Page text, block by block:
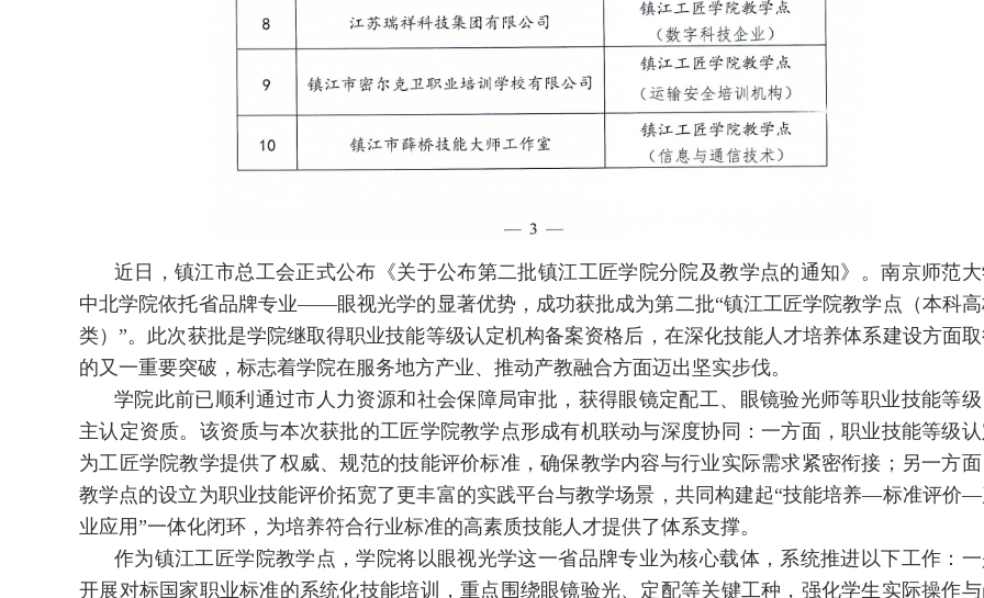
近日，镇江市总工会正式公布《关于公布第二批镇江工匠学院分院及教学点的通知》。南京师范
中北学院依托省品牌专业——眼视光学的显著优势，成功获批成为第二批“镇江工匠学院教学点（本科
类）”。此次获批是学院继取得职业技能等级认定机构备案资格后，在深化技能人才培养体系建设方面
的又一重要突破，标志着学院在服务地方产业、推动产教融合方面迈出坚实步伐。
学院此前已顺利通过市人力资源和社会保障局审批，获得眼镜定配工、眼镜验光师等职业技能等级
主认定资质。该资质与本次获批的工匠学院教学点形成有机联动与深度协同：一方面，职业技能等级认
为工匠学院教学提供了权威、规范的技能评价标准，确保教学内容与行业实际需求紧密衔接；另一方面
教学点的设立为职业技能评价拓宽了更丰富的实践平台与教学场景，共同构建起“技能培养—标准评价
业应用”一体化闭环，为培养符合行业标准的高素质技能人才提供了体系支撑。
作为镇江工匠学院教学点，学院将以眼视光学这一省品牌专业为核心载体，系统推进以下工作：
开展对标国家职业标准的系统化技能培训，重点围绕眼镜验光、定配等关键工种，强化学生实际操作